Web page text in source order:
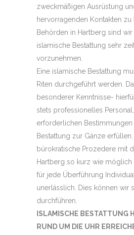
zweckmäßigen Ausrüstung
hervorragenden Kontakten zu
Behörden in Hartberg sind
islamische Bestattung sehr
vorzunehmen.
Eine islamische Bestattung
Riten durchgeführt werden.
besonderer Kenntnisse-
stets professionelles
erforderlichen
Bestattung zur Gänze
bürokratische Prozedere mit
Hartberg so kurz wie möglich
für jede Überführung
unerlässlich. Dies können wir
durchführen.
ISLAMISCHE
RUND UM DIE UHR